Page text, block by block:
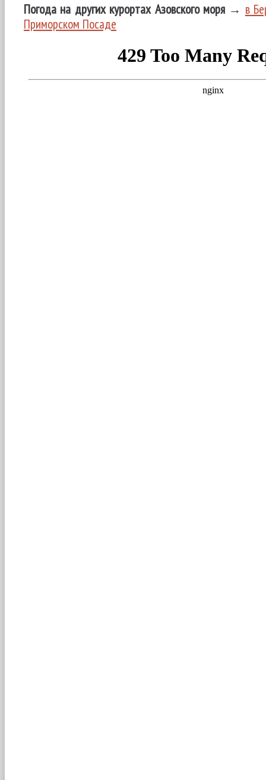
Погода на других курортах Азовского моря→ в
Приморском Посаде